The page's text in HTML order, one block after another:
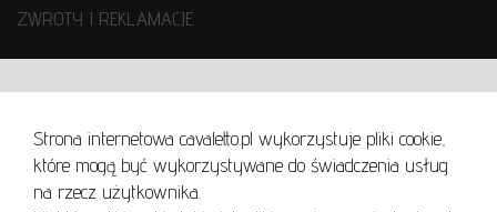
Strona internetowa cavaletto.pl wykorzystuje pliki cookie,
które mogą być wykorzystywane do świadczenia usług
na rzecz użytkownika.
ZWROTY I REKLAMACJE
REGULAMIN
REGULAMIN AUKCJI